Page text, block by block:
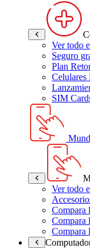
Ver todo
Seguro
Plan
Celulares
SIM
Ver todo
Compara
Compara
Compara